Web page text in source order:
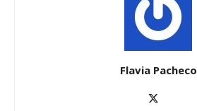
Flavia Pacheco